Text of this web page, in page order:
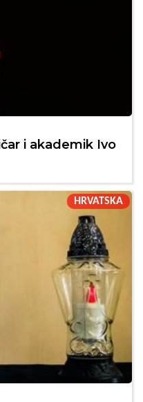
i akademik Ivo
HRVATSKA